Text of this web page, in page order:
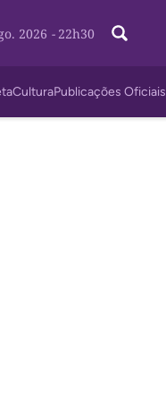
2026 - 22h30
CulturaPublicações Oficiais